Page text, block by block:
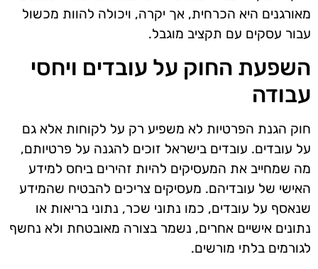
מאורגנים היא הכרחית, אך יקרה, ויכולה להוות מכשול
עבור עסקים עם תקציב מוגבל.
השפעת החוק על עובדים ויחסי
עבודה
חוק הגנת הפרטיות לא משפיע רק על לקוחות אלא גם
על עובדים. עובדים בישראל זוכים להגנה על פרטיותם,
מה שמחייב את המעסיקים להיות זהירים ביחס למידע
האישי של עובדיהם. מעסיקים צריכים להבטיח שהמידע
שנאסף על עובדים, כמו נתוני שכר, נתוני בריאות או
נתונים אישיים אחרים, נשמר בצורה מאובטחת ולא נחשף
לגורמים בלתי מורשים.